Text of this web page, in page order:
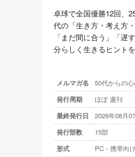
卓球で全国優勝12回、
代の「生き方・考え方
「まだ間に合う」「遅
分らしく生きるヒント
メルマガ名
50代からの
発行周期
ほぼ 週刊
最終発行日
2026年08月
発行部数
15部
形式
PC・携帯向